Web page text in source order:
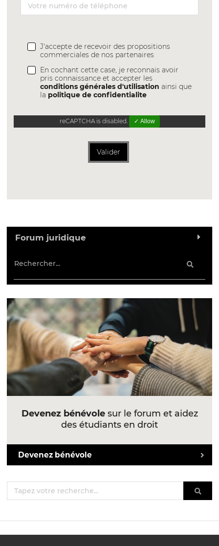
J'accepte de recevoir des propositions
commerciales de nos partenaires
En cochant cette case, je reconnais avoir
pris connaissance et accepter les
conditions générales d'utilisation ainsi que
la politique de confidentialite
reCAPTCHA is disabled. ✓ Allow
Valider
Forum juridique
Devenez bénévolesur le forum et aidez
des étudiants en droit
Devenez bénévole